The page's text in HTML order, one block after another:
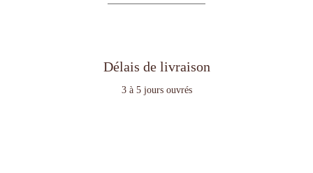
Délais de livraison
3 à 5 jours ouvrés